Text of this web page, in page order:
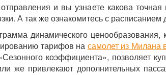
и вы узнаете какова
А так же ознакомитесь с
динамического
тарифов на самолет из Милана
коэффициента», позволяет
же привлекают дополнительных